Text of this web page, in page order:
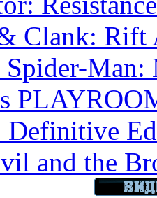
Clank: Rift
Man:
and the